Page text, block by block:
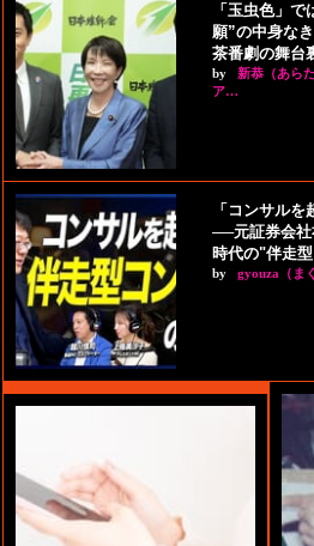
「玉虫色」
願”の中身な
茶番劇の舞台
by
新恭（あら
ア…
「コンサルを
──元証券会社
時代の"伴走
by gyouza（ま